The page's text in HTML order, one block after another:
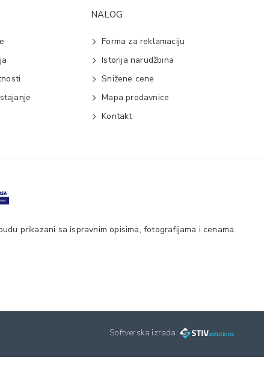
NALOG
Forma za reklamaciju
Istorija narudžbina
Snižene cene
Mapa prodavnice
Kontakt
prikazani sa ispravnim opisima, fotografijama i cenama.
Softverska izrada: